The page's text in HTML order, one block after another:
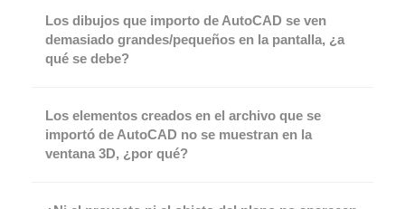
Los dibujos que importo de AutoCAD se ven
demasiado grandes/pequeños en la pantalla, ¿a
qué se debe?
Los elementos creados en el archivo que se
importó de AutoCAD no se muestran en la
ventana 3D, ¿por qué?